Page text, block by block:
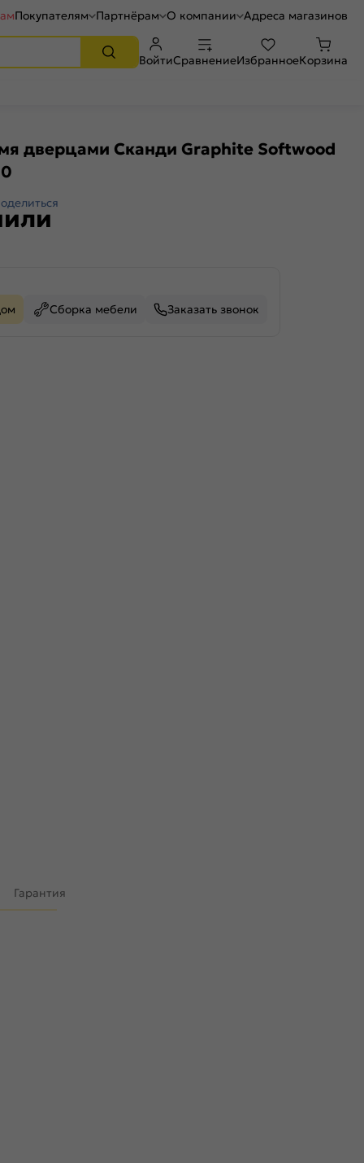
Покупателям Партнёрам О компании Адреса магазинов
ВойтиСравнениеИзбранноеКорзина
дверцами Сканди Graphite Softwood
Сборка мебели Заказать звонок
Гарантия